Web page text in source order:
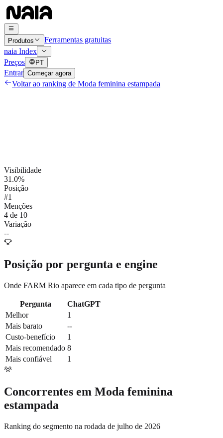
Produtos
Ferramentas gratuitas
naia Index
Preços
PT
Entrar Começar agora
Voltar ao ranking de Moda feminina estampada
Visibilidade
31.0%
Posição
#1
Menções
4 de 10
Variação
--
Posição por pergunta e engine
Onde FARM Rio aparece em cada tipo de pergunta
Pergunta
ChatGPT
Melhor
1
Mais barato
--
Custo-benefício
1
Mais recomendado 8
Mais confiável
1
Concorrentes em Moda feminina
estampada
Ranking do segmento na rodada de julho de 2026